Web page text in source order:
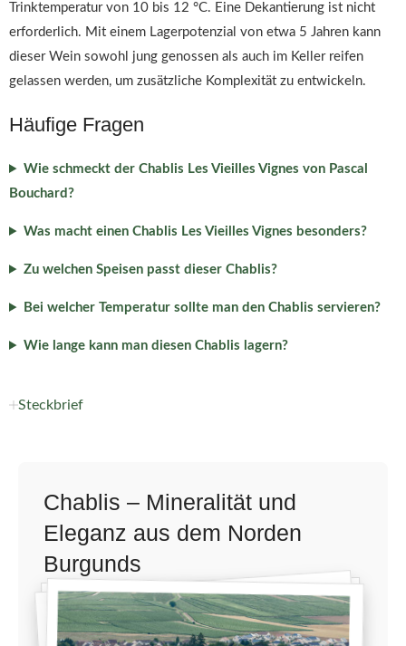
Trinktemperatur von 10 bis 12 °C. Eine Dekantierung ist nicht
erforderlich. Mit einem Lagerpotenzial von etwa 5 Jahren kann
dieser Wein sowohl jung genossen als auch im Keller reifen
gelassen werden, um zusätzliche Komplexität zu entwickeln.
Häufige Fragen
Wie schmeckt der Chablis Les Vieilles Vignes von Pascal
Bouchard?
Was macht einen Chablis Les Vieilles Vignes besonders?
Zu welchen Speisen passt dieser Chablis?
Bei welcher Temperatur sollte man den Chablis servieren?
Wie lange kann man diesen Chablis lagern?
Steckbrief
Chablis – Mineralität und
Eleganz aus dem Norden
Burgunds